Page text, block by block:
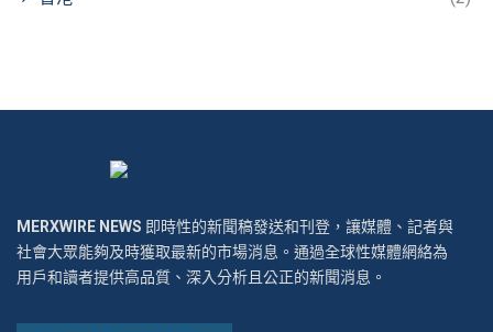
MERXWIRE NEWS 即時性的新聞稿發送和刊登，讓媒體、記者與
社會大眾能夠及時獲取最新的市場消息。通過全球性媒體網絡為
用戶和讀者提供高品質、深入分析且公正的新聞消息。